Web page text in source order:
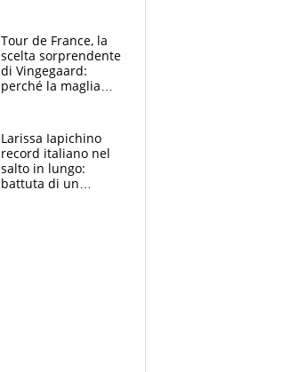
compagni
Tour de France, la
scelta sorprendente
di Vingegaard:
perché la maglia
rischio da evitare
Larissa Iapichino
record italiano nel
salto in lungo:
battuta di un